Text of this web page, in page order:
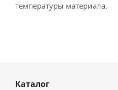
температуры материала.
Каталог